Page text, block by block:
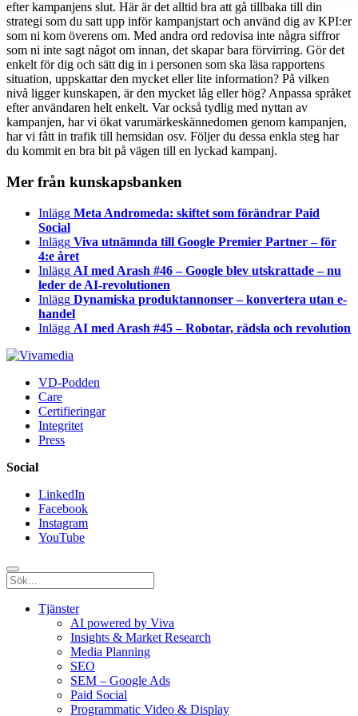
efter kampanjens slut. Här är det alltid bra att gå tillbaka till din
strategi som du satt upp inför kampanjstart och använd dig av KPI:er
som ni kom överens om. Med andra ord redovisa inte några siffror
som ni inte sagt något om innan, det skapar bara förvirring. Gör det
enkelt för dig och sätt dig in i personen som ska läsa rapportens
situation, uppskattar den mycket eller lite information? På vilken
nivå ligger kunskapen, är den mycket låg eller hög? Anpassa språket
efter användaren helt enkelt. Var också tydlig med nyttan av
kampanjen, har vi ökat varumärkeskännedomen genom kampanjen,
har vi fått in trafik till hemsidan osv. Följer du dessa enkla steg har
du kommit en bra bit på vägen till en lyckad kampanj.
Mer från kunskapsbanken
Inlägg Meta Andromeda: skiftet som förändrar Paid
Social
Inlägg Viva utnämnda till Google Premier Partner – för
4:e året
Inlägg AI med Arash #46 – Google blev utskrattade – nu
leder de AI-revolutionen
Inlägg Dynamiska produktannonser – konvertera utan e-
handel
Inlägg AI med Arash #45 – Robotar, rädsla och revolution
VD-Podden
Care
Certifieringar
Integritet
Press
Social
LinkedIn
Facebook
Instagram
YouTube
Tjänster
AI powered by Viva
Insights & Market Research
Media Planning
SEO
SEM – Google Ads
Paid Social
Programmatic Video & Display